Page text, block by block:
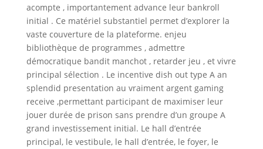
acompte , importantement advance leur bankroll
initial . Ce matériel substantiel permet d’explorer la
vaste couverture de la plateforme. enjeu
bibliothèque de programmes , admettre
démocratique bandit manchot , retarder jeu , et vivre
principal sélection . Le incentive dish out type A an
splendid presentation au vraiment argent gaming
receive ,permettant participant de maximiser leur
jouer durée de prison sans prendre d’un groupe A
grand investissement initial. Le hall d’entrée
principal, le vestibule, le hall d’entrée, le foyer, le